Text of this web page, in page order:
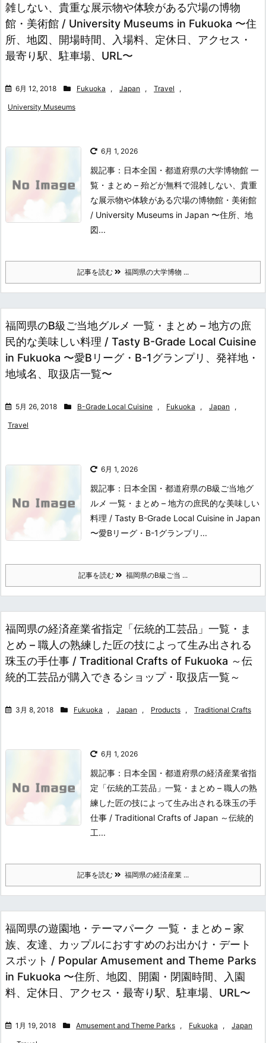
雑しない、貴重な展示物や体験がある穴場の博物
館・美術館 / University Museums in Fukuoka 〜住
所、地図、開場時間、入場料、定休日、アクセス・
最寄り駅、駐車場、URL〜
6月 12, 2018 Fukuoka , Japan , Travel ,
University Museums
6月 1, 2026
親記事：日本全国・都道府県の大学博物館 一
覧・まとめ – 殆どが無料で混雑しない、貴重
な展示物や体験がある穴場の博物館・美術館
/ University Museums in Japan 〜住所、地
図...
記事を読む 福岡県の大学博物 ...
福岡県のB級ご当地グルメ 一覧・まとめ – 地方の庶
民的な美味しい料理 / Tasty B-Grade Local Cuisine
in Fukuoka 〜愛Bリーグ・B-1グランプリ、発祥地・
地域名、取扱店一覧〜
5月 26, 2018 B-Grade Local Cuisine , Fukuoka , Japan ,
Travel
6月 1, 2026
親記事：日本全国・都道府県のB級ご当地グ
ルメ 一覧・まとめ – 地方の庶民的な美味しい
料理 / Tasty B-Grade Local Cuisine in Japan
〜愛Bリーグ・B-1グランプリ...
記事を読む 福岡県のB級ご当 ...
福岡県の経済産業省指定「伝統的工芸品」一覧・ま
とめ – 職人の熟練した匠の技によって生み出される
珠玉の手仕事 / Traditional Crafts of Fukuoka ～伝
統的工芸品が購入できるショップ・取扱店一覧～
3月 8, 2018 Fukuoka , Japan , Products , Traditional Crafts
6月 1, 2026
親記事：日本全国・都道府県の経済産業省指
定「伝統的工芸品」一覧・まとめ – 職人の熟
練した匠の技によって生み出される珠玉の手
仕事 / Traditional Crafts of Japan ～伝統的
工...
記事を読む 福岡県の経済産業 ...
福岡県の遊園地・テーマパーク 一覧・まとめ – 家
族、友達、カップルにおすすめのお出かけ・デート
スポット / Popular Amusement and Theme Parks
in Fukuoka 〜住所、地図、開園・閉園時間、入園
料、定休日、アクセス・最寄り駅、駐車場、URL〜
1月 19, 2018 Amusement and Theme Parks , Fukuoka , Japan